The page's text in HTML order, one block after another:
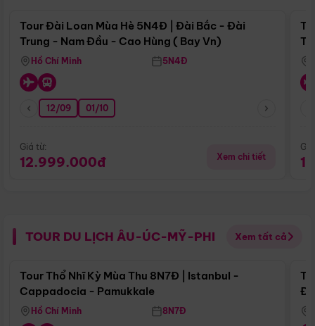
Tour Đài Loan Mùa Hè 5N4Đ | Đài Bắc - Đài
Trung - Nam Đầu - Cao Hùng ( Bay Vn)
Hồ Chí Minh 5N4Đ
12/09 01/10
Giá từ:
12.999.000đ Xem chi tiết
TOUR DU LỊCH ÂU-ÚC-MỸ-PHI Xem tất cả
Điểm nổi bật
Tour Thổ Nhĩ Kỳ Mùa Thu 8N7Đ | Istanbul -
Cappadocia - Pamukkale
Hồ Chí Minh 8N7Đ